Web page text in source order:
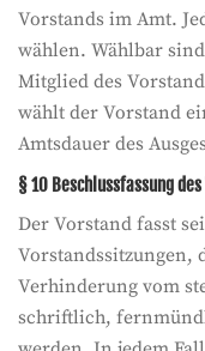
Vorstands im Amt.
wählen. Wählbar
Mitglied des
wählt der Vorstand
Amtsdauer des
§ 10 Beschlussfassung
Der Vorstand fasst
Vorstandssitzungen,
Verhinderung vom
schriftlich,